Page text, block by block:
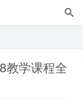
教学课程全